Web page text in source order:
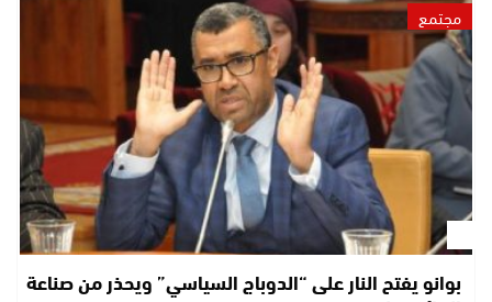
مجتمع
بوانو يفتح النار على “الدوباج السياسي” ويحذر من صناعة